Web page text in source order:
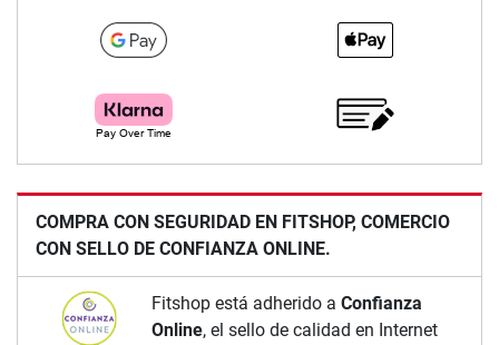
COMPRA CON SEGURIDAD EN FITSHOP, COMERCIO
CON SELLO DE CONFIANZA ONLINE.
Fitshop está adherido a Confianza
Online, el sello de calidad en Internet